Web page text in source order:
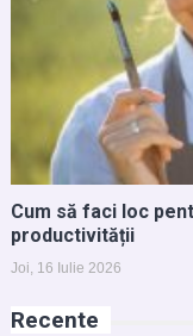
Cum să faci loc
productivității
Joi, 16 Iulie 2026
Recente